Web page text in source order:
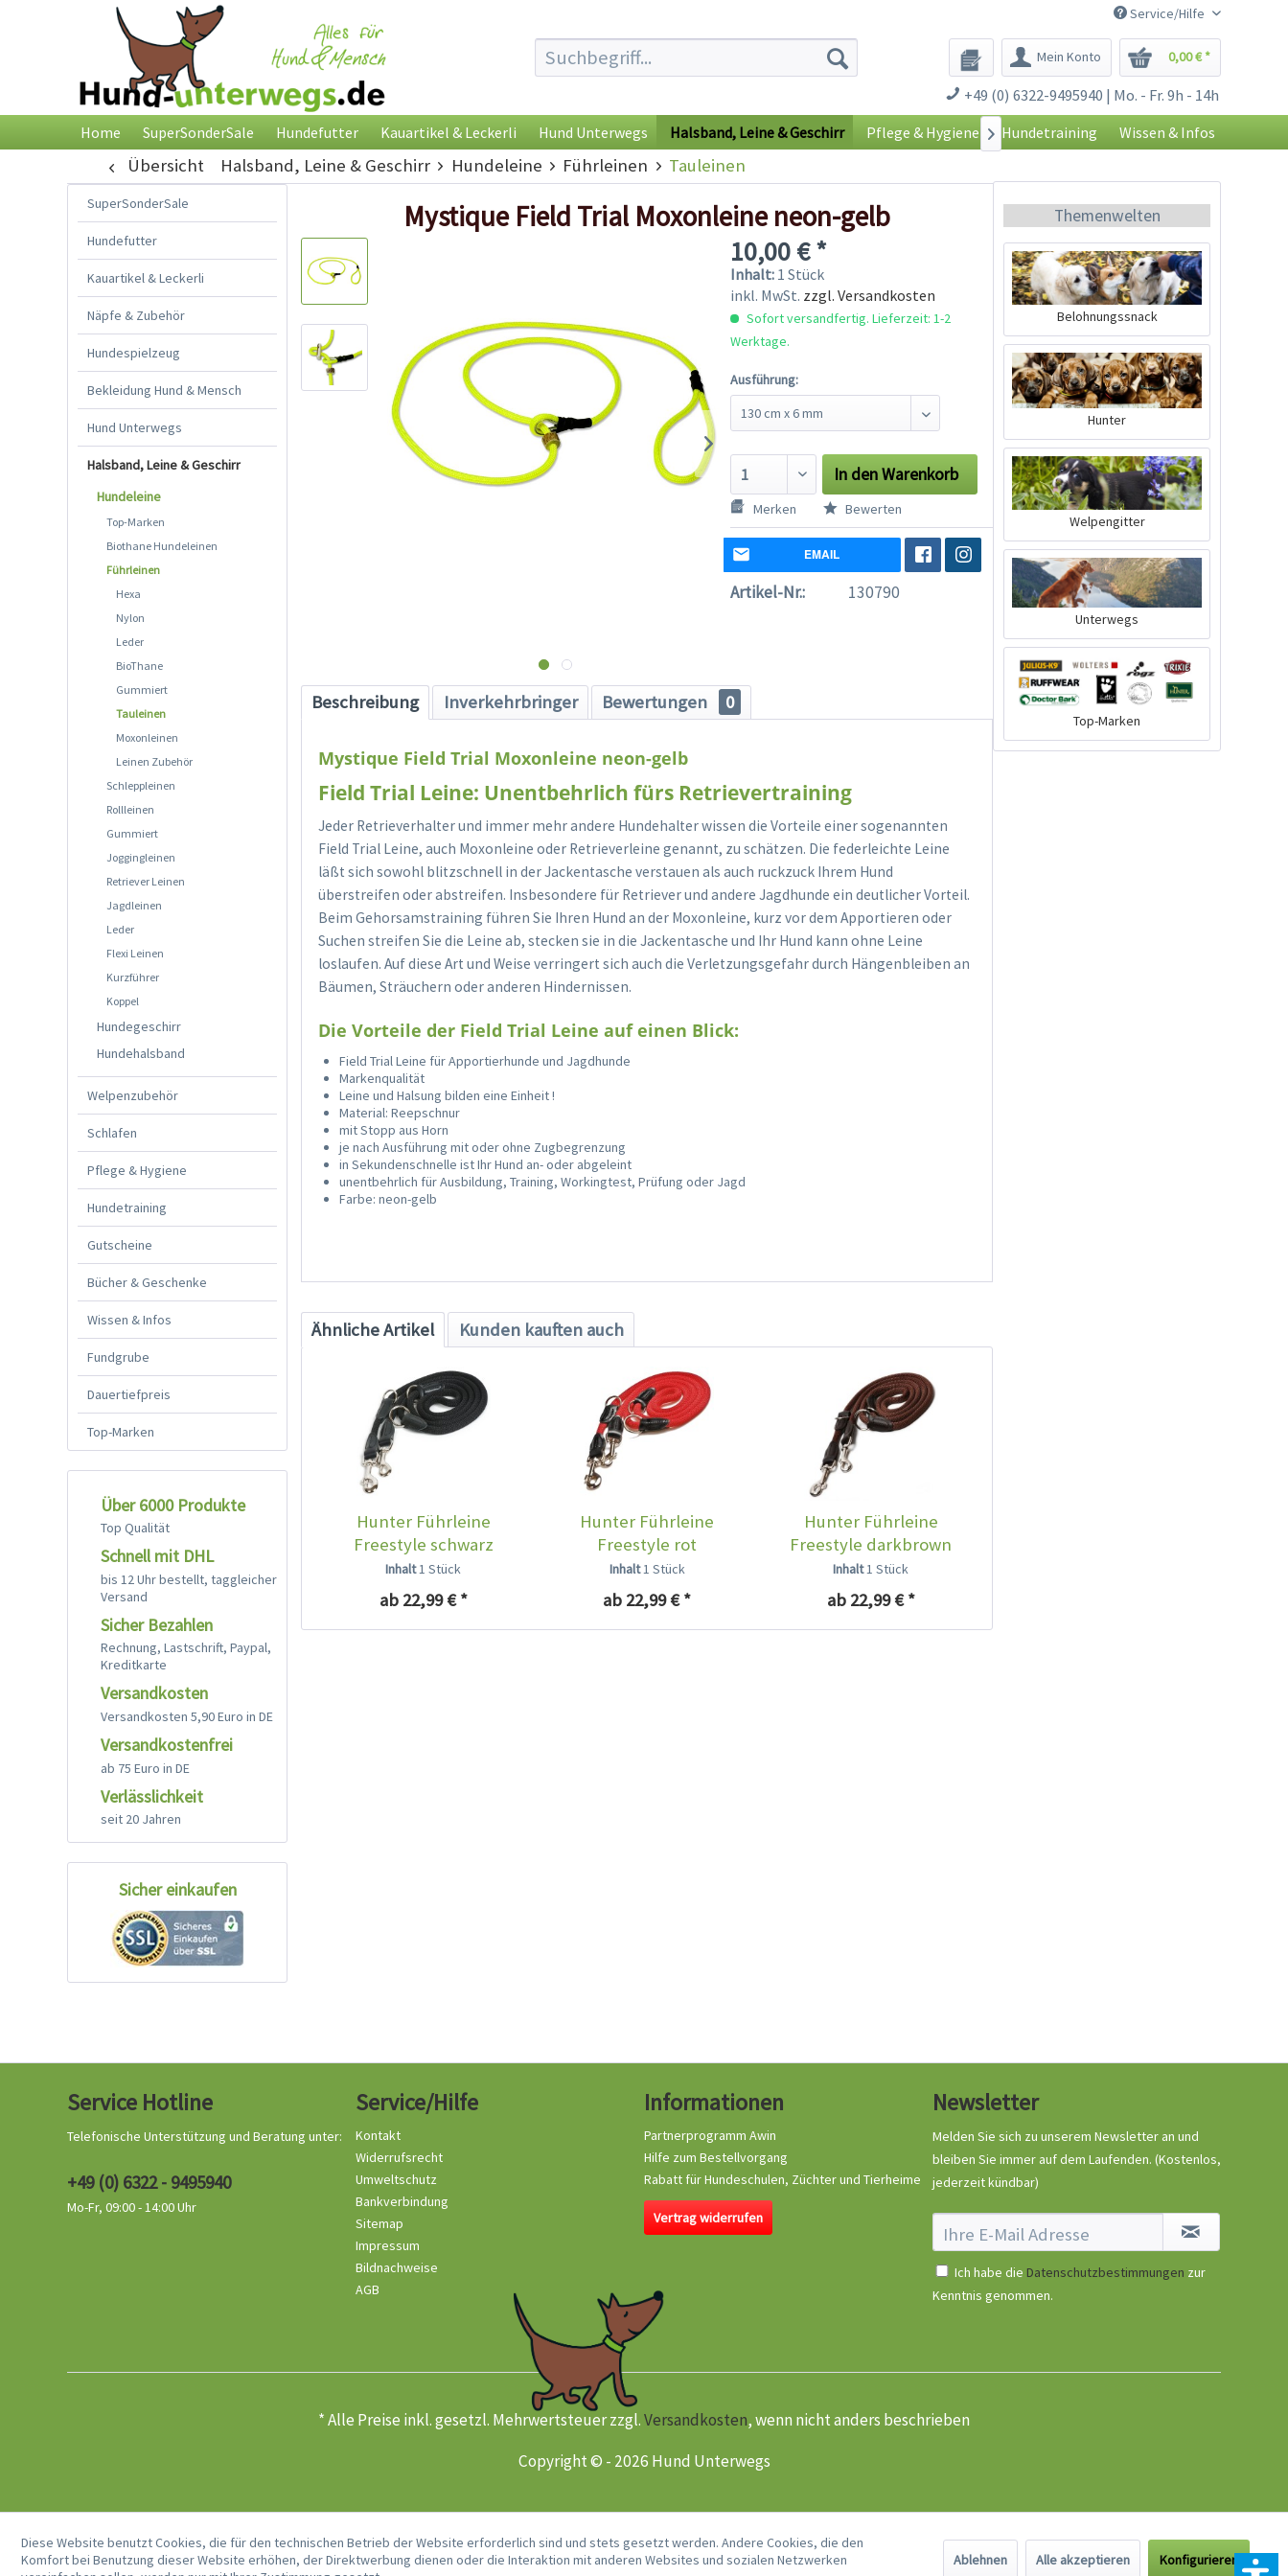
Service/Hilfe
Mein Konto 0,00 € *
+49 (0) 6322-9495940 | Mo. - Fr. 9h - 14h
Home SuperSonderSale Hundefutter Kauartikel & Leckerli Hund Unterwegs Halsband, Leine & Geschirr Pflege & Hygiene Hundetraining Wissen & Infos

Übersicht Halsband, Leine & Geschirr Hundeleine Führleinen Tauleinen
SuperSonderSale
Hundefutter
Kauartikel & Leckerli
Näpfe & Zubehör
Hundespielzeug
Bekleidung Hund & Mensch
Hund Unterwegs
Halsband, Leine & Geschirr
Hundeleine
Top-Marken
Biothane Hundeleinen
Führleinen
Hexa
Nylon
Leder
BioThane
Gummiert
Tauleinen
Moxonleinen
Leinen Zubehör
Schleppleinen
Rollleinen
Gummiert
Joggingleinen
Retriever Leinen
Jagdleinen
Leder
Flexi Leinen
Kurzführer
Koppel
Hundegeschirr
Hundehalsband
Welpenzubehör
Schlafen
Pflege & Hygiene
Hundetraining
Gutscheine
Bücher & Geschenke
Wissen & Infos
Fundgrube
Dauertiefpreis
Top-Marken
Über 6000 Produkte
Top Qualität
Schnell mit DHL
bis 12 Uhr bestellt, taggleicher
Versand
Sicher Bezahlen
Rechnung, Lastschrift, Paypal,
Kreditkarte
Versandkosten
Versandkosten 5,90 Euro in DE
Versandkostenfrei
ab 75 Euro in DE
Verlässlichkeit
seit 20 Jahren
Sicher einkaufen
Mystique Field Trial Moxonleine neon-gelb
10,00 € *
Inhalt: 1 Stück
inkl. MwSt. zzgl. Versandkosten
Sofort versandfertig. Lieferzeit: 1-2
Werktage.
Ausführung:
In den Warenkorb
Merken Bewerten
EMAIL
Artikel-Nr.: 130790
Beschreibung Inverkehrbringer Bewertungen 0
Mystique Field Trial Moxonleine neon-gelb
Field Trial Leine: Unentbehrlich fürs Retrievertraining
Jeder Retrieverhalter und immer mehr andere Hundehalter wissen die Vorteile einer sogenannten
Field Trial Leine, auch Moxonleine oder Retrieverleine genannt, zu schätzen. Die federleichte Leine
läßt sich sowohl blitzschnell in der Jackentasche verstauen als auch ruckzuck Ihrem Hund
überstreifen oder abstreifen. Insbesondere für Retriever und andere Jagdhunde ein deutlicher Vorteil.
Beim Gehorsamstraining führen Sie Ihren Hund an der Moxonleine, kurz vor dem Apportieren oder
Suchen streifen Sie die Leine ab, stecken sie in die Jackentasche und Ihr Hund kann ohne Leine
loslaufen. Auf diese Art und Weise verringert sich auch die Verletzungsgefahr durch Hängenbleiben an
Bäumen, Sträuchern oder anderen Hindernissen.
Die Vorteile der Field Trial Leine auf einen Blick:
Field Trial Leine für Apportierhunde und Jagdhunde
Markenqualität
Leine und Halsung bilden eine Einheit !
Material: Reepschnur
mit Stopp aus Horn
je nach Ausführung mit oder ohne Zugbegrenzung
in Sekundenschnelle ist Ihr Hund an- oder abgeleint
unentbehrlich für Ausbildung, Training, Workingtest, Prüfung oder Jagd
Farbe: neon-gelb
Ähnliche Artikel Kunden kauften auch
Hunter Führleine
Freestyle schwarz
Inhalt1 Stück
ab 22,99 € *
Hunter Führleine
Freestyle rot
Inhalt1 Stück
ab 22,99 € *
Hunter Führleine
Freestyle darkbrown
Inhalt1 Stück
ab 22,99 € *
Themenwelten
Belohnungssnack
Hunter
Welpengitter
Unterwegs
Top-Marken
Service Hotline
Telefonische Unterstützung und Beratung unter:
+49 (0) 6322 - 9495940
Mo-Fr, 09:00 - 14:00 Uhr
Service/Hilfe
Kontakt
Widerrufsrecht
Umweltschutz
Bankverbindung
Sitemap
Impressum
Bildnachweise
AGB
Informationen
Partnerprogramm Awin
Hilfe zum Bestellvorgang
Rabatt für Hundeschulen, Züchter und Tierheime
Vertrag widerrufen
Newsletter
Melden Sie sich zu unserem Newsletter an und
bleiben Sie immer auf dem Laufenden. (Kostenlos,
jederzeit kündbar)
Ich habe die Datenschutzbestimmungen zur
Kenntnis genommen.
* Alle Preise inkl. gesetzl. Mehrwertsteuer zzgl.Versandkosten, wenn nicht anders beschrieben
Copyright © - 2026 Hund Unterwegs
Diese Website benutzt Cookies, die für den technischen Betrieb der Website erforderlich sind und stets gesetzt werden. Andere Cookies, die den
Komfort bei Benutzung dieser Website erhöhen, der Direktwerbung dienen oder die Interaktion mit anderen Websites und sozialen Netzwerken
Ablehnen Alle akzeptieren Konfigurieren